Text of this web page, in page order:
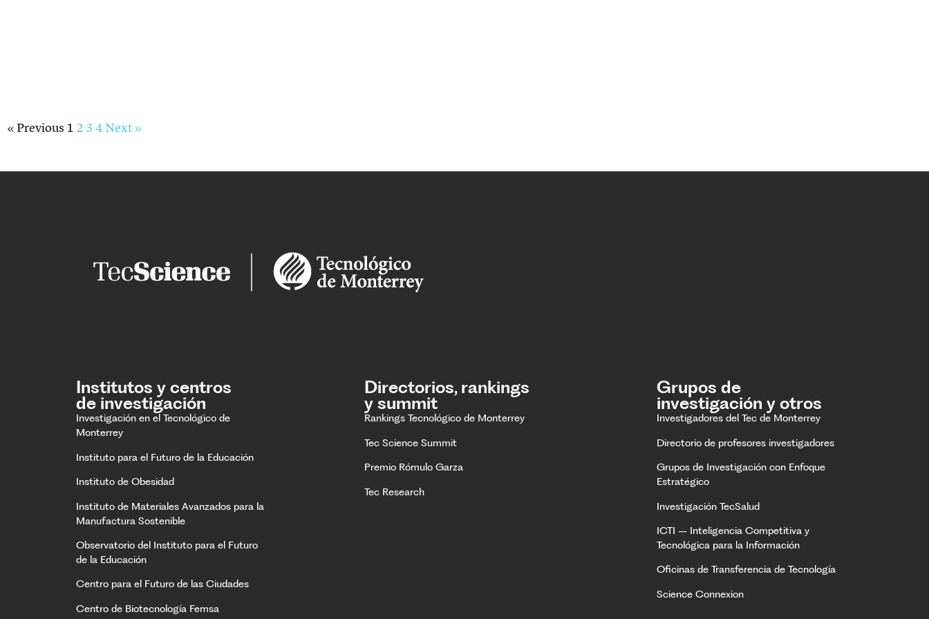
« Previous 1 2 3 4 Next »
Institutos y centros
de investigación
Investigación en el Tecnológico de
Monterrey
Instituto para el Futuro de la Educación
Instituto de Obesidad
Instituto de Materiales Avanzados para la
Manufactura Sostenible
Observatorio del Instituto para el Futuro
de la Educación
Centro para el Futuro de las Ciudades
Centro de Biotecnología Femsa
Directorios, rankings
y summit
Rankings Tecnológico de Monterrey
Tec Science Summit
Premio Rómulo Garza
Tec Research
Grupos de
investigación y otros
Investigadores del Tec de Monterrey
Directorio de profesores investigadores
Grupos de Investigación con Enfoque
Estratégico
Investigación TecSalud
ICTI – Inteligencia Competitiva y
Tecnológica para la Información
Oficinas de Transferencia de Tecnología
Science Connexion